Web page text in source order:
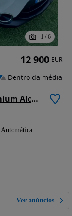
1 / 6
Nissan Qashqai 1.6 dCi Tekna Premium Alcantara Xtronic
Automática
Ver anúncios
12 900 EUR
Dentro da média